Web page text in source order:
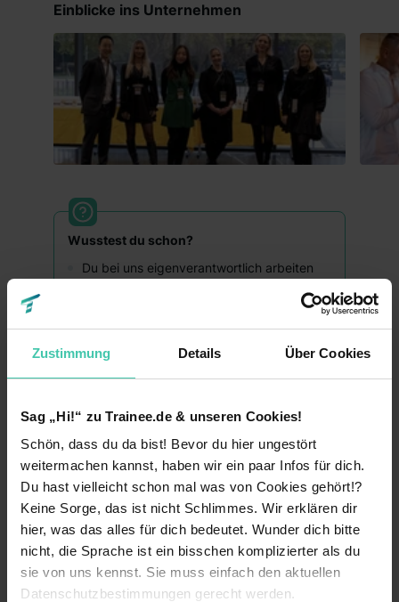
Zustimmung Details Über Cookies
Sag „Hi!“ zu Trainee.de & unseren Cookies!
Schön, dass du da bist! Bevor du hier ungestört
weitermachen kannst, haben wir ein paar Infos für dich.
Du hast vielleicht schon mal was von Cookies gehört!?
Keine Sorge, das ist nicht Schlimmes. Wir erklären dir
hier, was das alles für dich bedeutet. Wunder dich bitte
nicht, die Sprache ist ein bisschen komplizierter als du
sie von uns kennst. Sie muss einfach den aktuellen
Datenschutzbestimmungen gerecht werden.
Einblicke ins Unternehmen
Wusstest du schon?
Du bei uns eigenverantwortlich arbeiten
Extrameile geht?
bei uns sind?
Du ein "Das geht nicht" oder "Das haben
wir schon immer so gemacht"niemalsbei
uns hören wirst?
Du von dem Know-How aus deinem Team
sehr viel lernen wirst und auch du die
Möglichkeit hast, dein Wissen mit
einzubringen?